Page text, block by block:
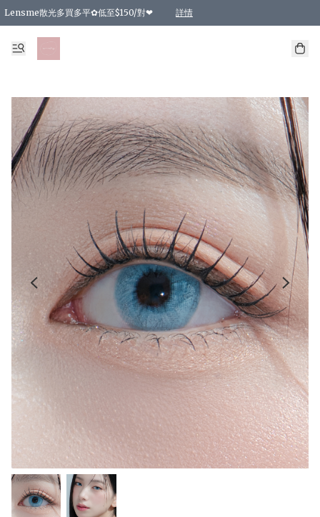
Lensme散光多買多平✿低至$150/對❤ 詳情
台灣Karacon⁩✧日拋 特價清貨❁⃘
日本韓國多款日/月拋現貨☼ 特價❤︎數量有限 售完即止
🇰🇷韓國多款月拋現貨 特價兩對$99✿數量有限 售完即止♫
精選商品，任選買2件或以上9 折；買4件或以上85 折；買6件或以上8 折
精選商品，任選買2件HKD 140.00；買4件HKD 260.00
精選商品，任選買2件HKD 190.00；買4件HKD 360.00
精選商品，任選買2件HKD 110.00；買4件HKD 180.00
精選商品，任選買2件HKD 170.00；買4件HKD 320.00
精選商品，任選買2件或以上減HKD 148.00
精選商品，任選買2件或以上減HKD 148.00
精選商品，任選買2件或以上95 折；買4件或以上9 折；買6件或以上85 折；買8件
精選商品，任選買12件或以上87 折
精選商品，任選買2件或以上減HKD 16.00；買4件或以上減HKD 32.00；買6
精選商品，任選買2件或以上95 折；買4件或以上9 折；買8件或以上85 折；買12
購物滿 HKD 800.00即享免運費優惠！（適用於 特定的送貨方式 )